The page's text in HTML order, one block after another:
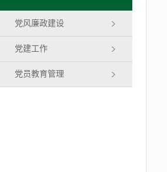
党风廉政建设
党建工作
党员教育管理